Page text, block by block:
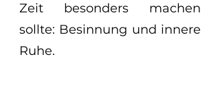
Zeit besonders machen
sollte: Besinnung und innere
Ruhe.